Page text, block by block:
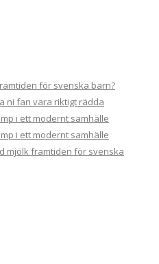
för svenska barn?
ni fan vara riktigt rädda
i ett modernt samhälle
i ett modernt samhälle
mjölk framtiden för svenska